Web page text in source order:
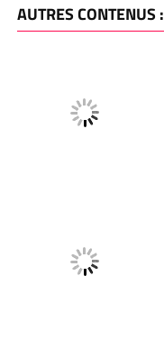
AUTRES CONTENUS